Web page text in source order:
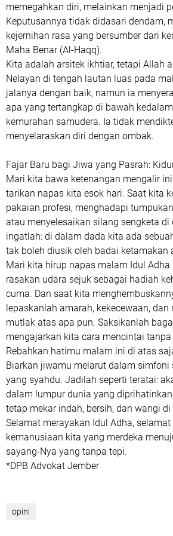
memegahkan diri, melainkan menjadi
Keputusannya tidak didasari dendam,
kejernihan rasa yang bersumber dari
Maha Benar (Al-Haqq).
​Kita adalah arsitek ikhtiar, tetapi Allah
Nelayan di tengah lautan luas pada
jalanya dengan baik, namun ia
apa yang tertangkap di bawah
kemurahan samudera. Ia tidak
menyelaraskan diri dengan ombak.
​Fajar Baru bagi Jiwa yang Pasrah:
​Mari kita bawa ketenangan mengalir
tarikan napas kita esok hari. Saat kita
pakaian profesi, menghadapi
atau menyelesaikan silang sengketa di
ingatlah: di dalam dada kita ada
tak boleh diusik oleh badai ketamakan
​Mari kita hirup napas malam Idul
rasakan udara sejuk sebagai hadiah
cuma. Dan saat kita
lepaskanlah amarah, kekecewaan, dan
mutlak atas apa pun. Saksikanlah
mengajarkan kita cara mencintai
​Rebahkan hatimu malam ini di atas
Biarkan jiwamu melarut dalam simfoni
yang syahdu. Jadilah seperti teratai:
dalam lumpur dunia yang
tetap mekar indah, bersih, dan wangi
Selamat merayakan Idul Adha,
kemanusiaan kita yang merdeka
sayang-Nya yang tanpa tepi.
*DPB Advokat Jember
opini